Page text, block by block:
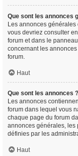
Que sont les annonces
Les annonces
vous devriez consulter
forum et dans le
concernant les
forum.
Haut
Que sont les annonces ?
Les annonces
forum dans lequel vous
chaque page du forum
annonces générales, les
définies par les
Haut